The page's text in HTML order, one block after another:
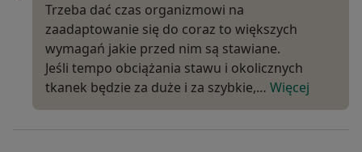
Trzeba dać czas organizmowi na
zaadaptowanie się do coraz to większych
wymagań jakie przed nim są stawiane.
Jeśli tempo obciążania stawu i okolicznych
tkanek będzie za duże i za szybkie,… Więcej